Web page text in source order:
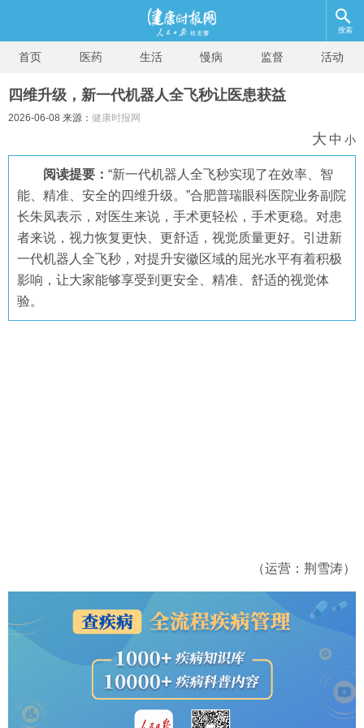
搜索
首页 医药 生活 慢病 监督 活动
四维升级，新一代机器人全飞秒让医患获益
2026-06-08 来源： 健康时报网
大 中 小
阅读提要： “新一代机器人全飞秒实现了在效率、智
能、精准、安全的四维升级。”合肥普瑞眼科医院业务副院
长朱凤表示，对医生来说，手术更轻松，手术更稳。对患
者来说，视力恢复更快、更舒适，视觉质量更好。引进新
一代机器人全飞秒，对提升安徽区域的屈光水平有着积极
影响，让大家能够享受到更安全、精准、舒适的视觉体
验。
（运营：荆雪涛）